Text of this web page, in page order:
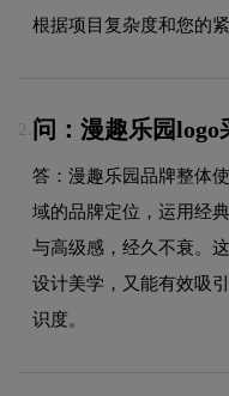
根据项目复杂度和您的
2. 问：漫趣乐园logo
答：漫趣乐园品牌整体
域的品牌定位，运用经
与高级感，经久不衰。
设计美学，又能有效吸
识度。